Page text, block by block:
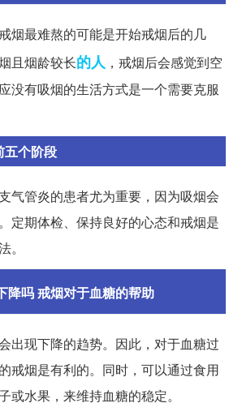
烟最难熬的可能是开始戒烟后的几
且烟龄较长的人 ，戒烟后会感觉到空
没有吸烟的生活方式是一个需要克服
五个阶段
气管炎的患者尤为重要，因为吸烟会
定期体检、保持良好的心态和戒烟是
。
降吗 戒烟对于血糖的帮助
出现下降的趋势。因此，对于血糖过
戒烟是有利的。同时，可以通过食用
或水果，来维持血糖的稳定。